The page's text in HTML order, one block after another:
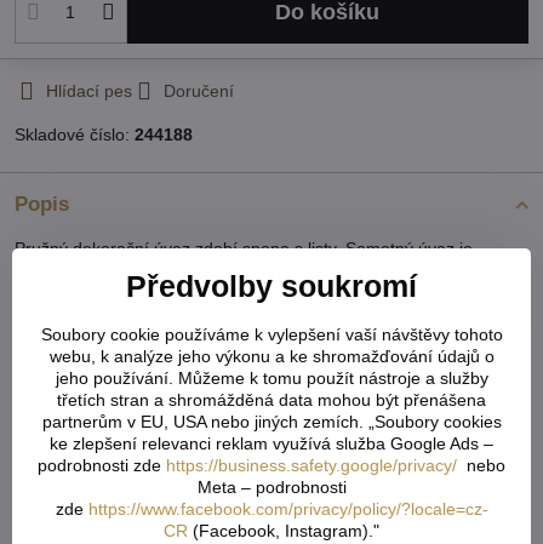
Do košíku
Hlídací pes Doručení
Skladové číslo: 244188
Popis
Pružný dekorační úvaz zdobí spona s listy. Samotný úvaz je
složený z plastových perel. Ozdobí vám závěsy, záclony apod.
Rozměry spony:2 x 9,5 cm
Pružný
Více z kategorie
Doplňky ke garnýžím, dekorace do záclon
Textilní galanterie ozdoby a spony na záclony
ozdoby a spony na záclony Tvoření & galanterie
Předvolby soukromí
Soubory cookie používáme k vylepšení vaší návštěvy tohoto
webu, k analýze jeho výkonu a ke shromažďování údajů o
jeho používání. Můžeme k tomu použít nástroje a služby
třetích stran a shromážděná data mohou být přenášena
partnerům v EU, USA nebo jiných zemích. „Soubory cookies
ke zlepšení relevanci reklam využívá služba Google Ads –
podrobnosti zde https://business.safety.google/privacy/ nebo
Meta – podrobnosti
zde https://www.facebook.com/privacy/policy/?locale=cz-
CR (Facebook, Instagram)."